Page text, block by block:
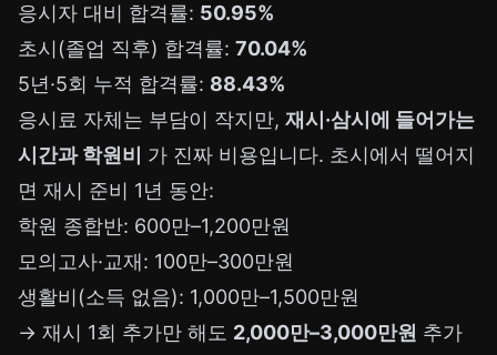
응시자 대비 합격률: 50.95%
초시(졸업 직후) 합격률: 70.04%
5년·5회 누적 합격률: 88.43%
응시료 자체는 부담이 작지만, 재시·삼시에 들어가는
시간과 학원비
가 진짜 비용입니다. 초시에서 떨어지
면 재시 준비 1년 동안:
학원 종합반: 600만–1,200만원
모의고사·교재: 100만–300만원
생활비(소득 없음): 1,000만–1,500만원
→ 재시 1회 추가만 해도 2,000만–3,000만원 추가